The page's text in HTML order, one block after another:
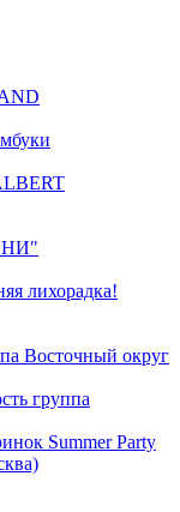
лихорадка!
Восточный округ
группа
Summer Party